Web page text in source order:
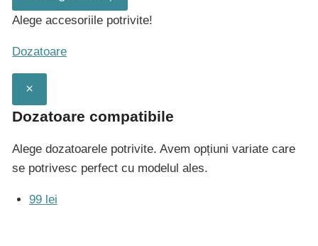
bucatarie
Iuno
cu
5000,
si
preaplin
Alege accesoriile potrivite!
Dozatoare
×
Dozatoare compatibile
Alege dozatoarele potrivite. Avem opțiuni variate care
se potrivesc perfect cu modelul ales.
99 lei